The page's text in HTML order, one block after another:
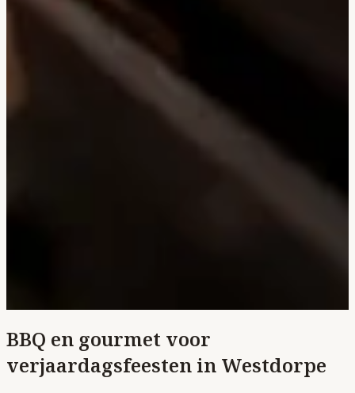
BBQ en gourmet voor
verjaardagsfeesten in Westdorpe